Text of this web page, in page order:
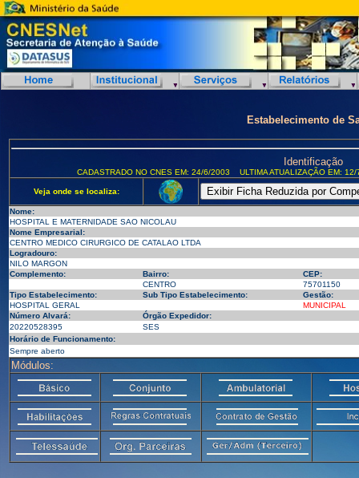
Estabelecimento de
Identificação
CADASTRADO NO CNES EM: 24/6/2003 ULTIMA ATUALIZAÇÃO EM:
Veja onde se localiza:
Nome:
HOSPITAL E MATERNIDADE SAO NICOLAU
Nome Empresarial:
CENTRO MEDICO CIRURGICO DE CATALAO LTDA
Logradouro:
NILO MARGON
Complemento:
Bairro:
CEP:
CENTRO
75701150
Tipo Estabelecimento:
Sub Tipo Estabelecimento:
Gestão:
HOSPITAL GERAL
MUNICIPAL
Número Alvará:
Órgão Expedidor:
20220528395
SES
Horário de Funcionamento:
Sempre aberto
Módulos: